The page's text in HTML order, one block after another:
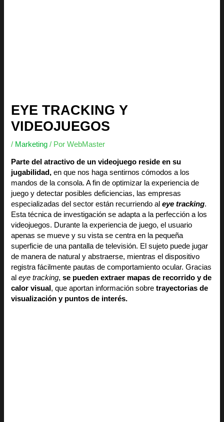
EYE TRACKING Y
VIDEOJUEGOS
/ Marketing / PorWebMaster
Parte del atractivo de un videojuego reside en su
jugabilidad, en que nos haga sentirnos cómodos a los
mandos de la consola. A fin de optimizar la experiencia de
juego y detectar posibles deficiencias, las empresas
especializadas del sector están recurriendo aleye tracking.
Esta técnica de investigación se adapta a la perfección a los
videojuegos. Durante la experiencia de juego, el usuario
apenas se mueve y su vista se centra en la pequeña
superficie de una pantalla de televisión. El sujeto puede jugar
de manera de natural y abstraerse, mientras el dispositivo
registra fácilmente pautas de comportamiento ocular. Gracias
aleye tracking,se pueden extraer mapas de recorrido y de
calor visual , que aportan información sobretrayectorias de
visualización y puntos de interés.